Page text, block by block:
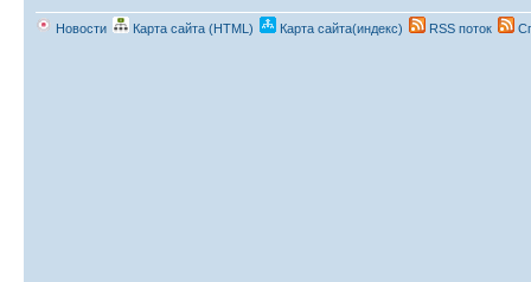
Новости Карта сайта (HTML) Карта сайта(индекс) RSS поток